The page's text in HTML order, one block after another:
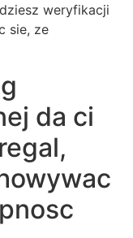
weryfikacji
sie, ze
da ci